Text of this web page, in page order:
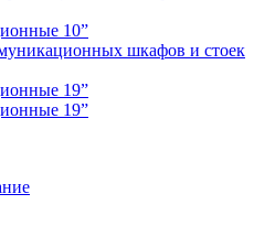
10”
шкафов и стоек
19”
19”